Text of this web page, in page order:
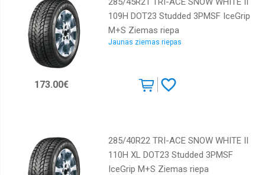
Maxxis
Michelin
Nankang
Nokian
Nordman
Pirelli
Rotalla
109H DOT23 Studded 3PMSF IceGrip
M+S Ziemas riepa
Jaunas ziemas riepas
173.00€
285/40R22 TRI-ACE SNOW WHITE II
110H XL DOT23 Studded 3PMSF
IceGrip M+S Ziemas riepa